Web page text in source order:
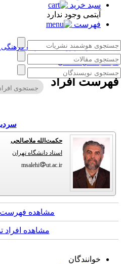
سبد خرید
آیتمی وجود ندارد
فهرست
انتشارات پژوهشگاه میراث فرهنگی
باستان شناسی
افراد
حکمت‌الله ملاصالحی
استاد دانشگاه تهران
msalehi
ut.ac.ir
مشاهده فهرست
مشاهده افراد
خوانندگان